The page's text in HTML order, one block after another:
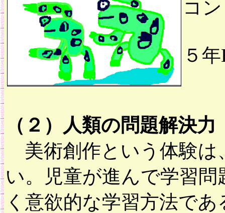
コ
５
（２）人類の問題解決
美術創作という体験は
い。児童が進んで学習
く意欲的な学習方法で